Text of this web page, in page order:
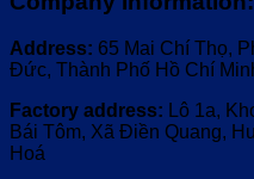
Address: 65 Mai Chí Thọ,
Đức, Thành Phố Hồ Chí
Factory address: Lô 1a,
Bái Tôm, Xã Điền Quang,
Hoá